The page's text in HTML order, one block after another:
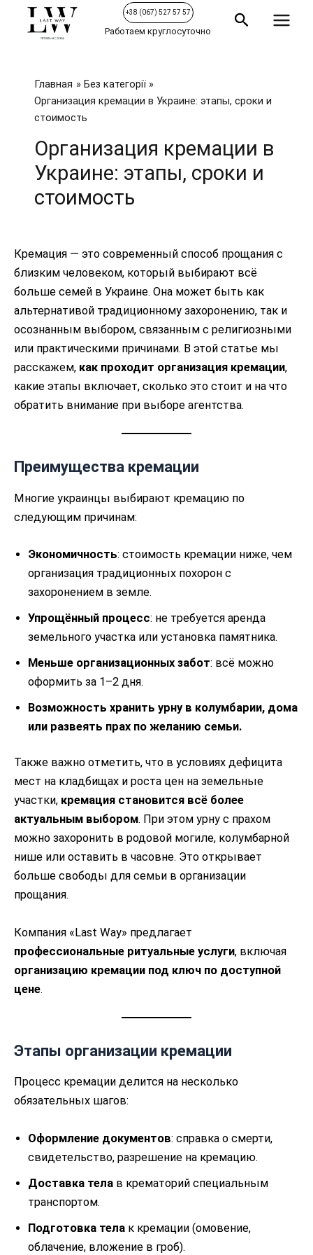
Перейти
+38 (067) 527 57 57
Работаем круглосуточно
ПоискMain
Главная
Без категорії
Организация кремации в Украине: этапы, сроки и
стоимость
Организация кремации в
Украине: этапы, сроки и
стоимость
Кремация — это современный способ прощания с
близким человеком, который выбирают всё
больше семей в Украине. Она может быть как
альтернативой традиционному захоронению, так и
осознанным выбором, связанным с религиозными
или практическими причинами. В этой статье мы
расскажем, как проходит организация кремации,
какие этапы включает, сколько это стоит и на что
обратить внимание при выборе агентства.
Преимущества кремации
Многие украинцы выбирают кремацию по
следующим причинам:
Экономичность: стоимость кремации ниже, чем
организация традиционных похорон с
захоронением в земле.
Упрощённый процесс: не требуется аренда
земельного участка или установка памятника.
Меньше организационных забот: всё можно
оформить за 1–2 дня.
Возможность хранить урну в колумбарии, дома
или развеять прах по желанию семьи.
Также важно отметить, что в условиях дефицита
мест на кладбищах и роста цен на земельные
участки, кремация становится всё более
актуальным выбором. При этом урну с прахом
можно захоронить в родовой могиле, колумбарной
нише или оставить в часовне. Это открывает
больше свободы для семьи в организации
прощания.
Компания «Last Way» предлагает
профессиональные ритуальные услуги, включая
организацию кремации под ключ по доступной
цене.
Этапы организации кремации
Процесс кремации делится на несколько
обязательных шагов:
Оформление документов: справка о смерти,
свидетельство, разрешение на кремацию.
Доставка тела в крематорий специальным
транспортом.
Подготовка тела к кремации (омовение,
облачение, вложение в гроб).